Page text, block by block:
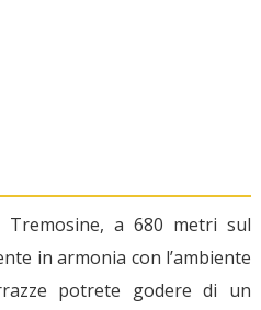
Tremosine, a 680 metri sul
in armonia con l’ambiente
potrete godere di un